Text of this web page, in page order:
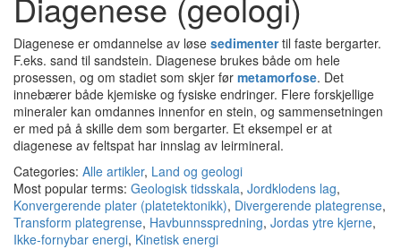
Diagenese er omdannelse av løse sedimentertil faste bergarter.
F.eks. sand til sandstein. Diagenese brukes både om hele
prosessen, og om stadiet som skjer før metamorfose. Det
innebærer både kjemiske og fysiske endringer. Flere forskjellige
mineraler kan omdannes innenfor en stein, og sammensetningen
er med på å skille dem som bergarter. Et eksempel er at
diagenese av feltspat har innslag av leirmineral.
Categories: Alle artikler, Land og geologi
Most popular terms: Geologisk tidsskala, Jordklodens lag,
Konvergerende plater (platetektonikk), Divergerende plategrense,
Transform plategrense, Havbunnsspredning, Jordas ytre kjerne,
Ikke-fornybar energi, Kinetisk energi